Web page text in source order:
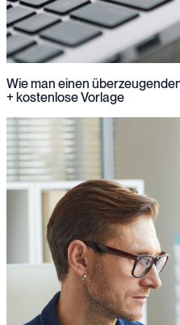
Wie man einen
+ kostenlose Vorlage